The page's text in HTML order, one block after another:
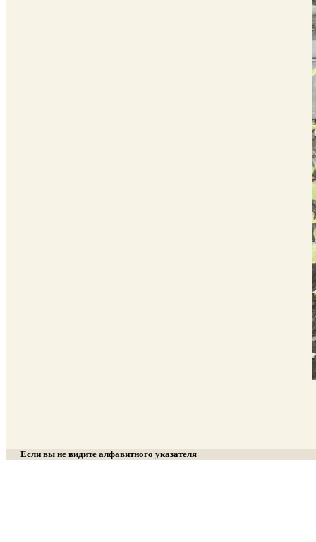
Если вы не видите алфавитного указателя